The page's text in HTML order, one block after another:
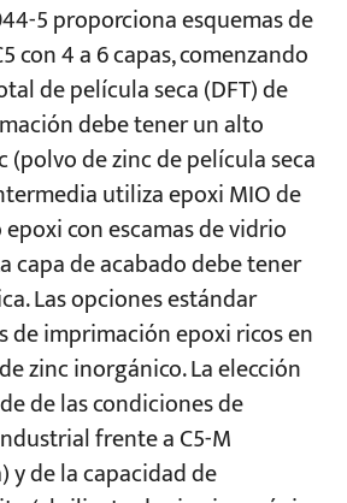
5 proporciona esquemas de
con 4 a 6 capas, comenzando
de película seca (DFT) de
debe tener un alto
de zinc de película seca
utiliza epoxi MIO de
con escamas de vidrio
capa de acabado debe tener
Las opciones estándar
de imprimación epoxi ricos en
zinc inorgánico. La elección
de las condiciones de
frente a C5-M
y de la capacidad de